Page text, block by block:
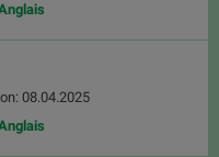
08.04.2025